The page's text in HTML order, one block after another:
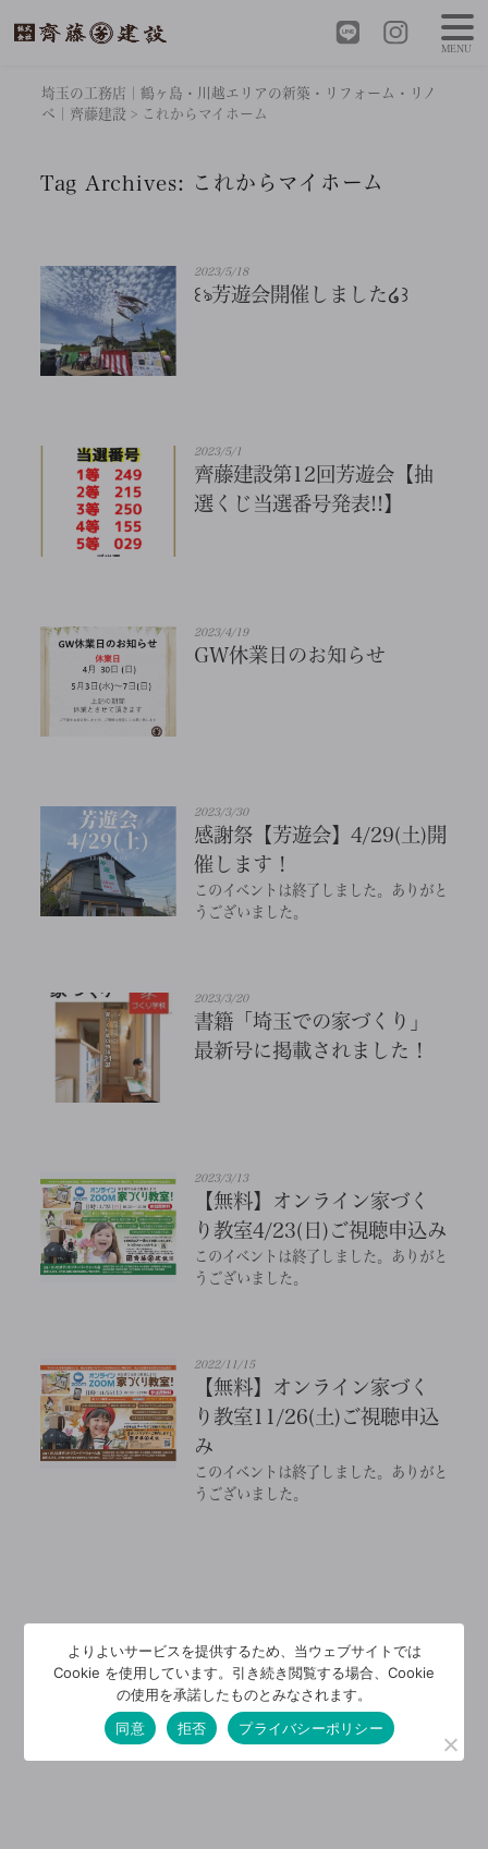
埼玉の工務店｜鶴ヶ島・川越エリアの新築・リフォーム・リノ
ベ｜齊藤建設 > これからマイホーム
Tag Archives: これからマイホーム
2023/5/18
꒰ঌ芳遊会開催しました໒꒱
2023/5/1
齊藤建設第12回芳遊会【抽
選くじ当選番号発表!!】
2023/4/19
GW休業日のお知らせ
2023/3/30
感謝祭【芳遊会】4/29(土)開
催します！
このイベントは終了しました。ありがと
うございました。
2023/3/20
書籍「埼玉での家づくり」
最新号に掲載されました！
2023/3/13
【無料】オンライン家づく
り教室4/23(日)ご視聴申込み
このイベントは終了しました。ありがと
うございました。
2022/11/15
【無料】オンライン家づく
り教室11/26(土)ご視聴申込
み
このイベントは終了しました。ありがと
うございました。
MENU
よりよいサービスを提供するため、当ウェブサイトでは
Cookie を使用しています。引き続き閲覧する場合、Cookie
の使用を承諾したものとみなされます。
同意
拒否 プライバシーポリシー